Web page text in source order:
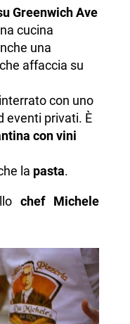
Greenwich Ave
cucina
una
affaccia su
con uno
eventi privati. È
con vini
la pasta.
chef Michele